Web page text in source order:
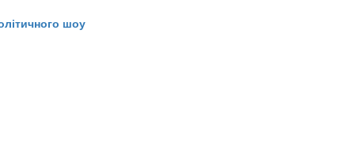
шоу